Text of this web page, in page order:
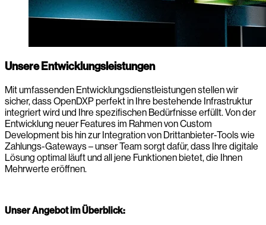
Unsere Entwicklungsleistungen
Mit umfassenden Entwicklungsdienstleistungen stellen wir
sicher, dass OpenDXP perfekt in Ihre bestehende Infrastruktur
integriert wird und Ihre spezifischen Bedürfnisse erfüllt. Von der
Entwicklung neuer Features im Rahmen von Custom
Development bis hin zur Integration von Drittanbieter-Tools wie
Zahlungs-Gateways – unser Team sorgt dafür, dass Ihre digitale
Lösung optimal läuft und all jene Funktionen bietet, die Ihnen
Mehrwerte eröffnen.
Unser Angebot im Überblick: